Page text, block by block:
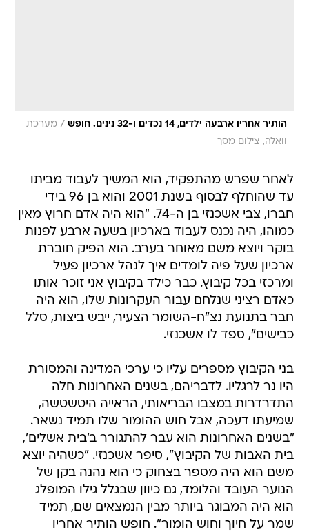
הותיר אחריו ארבעה ילדים, 14 נכדים ו-32 נינים. חופש / מערכת
וואלה, צילום מסך
לאחר שפרש מהתפקיד, הוא המשיך לעבוד מביתו
עד שהוחלף לבסוף בשנת 2001 והוא בן 96 בידי
חברו, צבי אשכנזי בן ה-74. "הוא היה אדם חרוץ מאין
כמוהו, היה נכנס לעבוד בארכיון בשעה ארבע לפנות
בוקר ויוצא משם מאוחר בערב. הוא הפיק חוברת
ארכיון שעל פיה לומדים איך לנהל ארכיון פעיל
ומרכזי בכל קיבוץ. כבר כילד בקיבוץ אני זוכר אותו
כאדם רציני שנלחם עבור העקרונות שלו, הוא היה
חבר בתנועת נצ"ח-השומר הצעיר, ייבש ביצות, סלל
כבישים", ספד לו אשכנזי.
בני הקיבוץ מספרים עליו כי ערכי המדינה והמסורת
היו נר לרגליו. לדבריהם, בשנים האחרונות חלה
התדרדרות במצבו הבריאותי, הראייה היטשטשה,
שמיעתו דעכה, אבל חוש ההומור שלו תמיד נשאר.
"בשנים האחרונות הוא עבר להתגורר ב'בית אשלים',
בית האבות של הקיבוץ", סיפר אשכנזי. "כשהיה יוצא
משם הוא היה מספר בצחוק כי הוא נהנה בקן של
הנוער העובד והלומד, גם כיוון שבגלל גילו המופלג
הוא היה המבוגר ביותר מבין הנמצאים שם, תמיד
שמר על חיוך וחוש הומור". חופש הותיר אחריו